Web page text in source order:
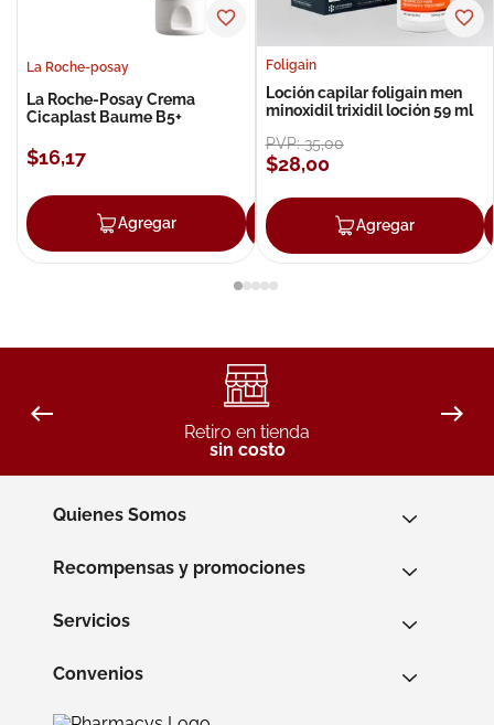
La Roche-posay
La Roche-Posay Crema
Cicaplast Baume B5+
$16,17
Agregar Agregar
Foligain
Loción capilar foligain men
minoxidil trixidil loción 59 ml
PVP:35,00
$28,00
Agregar
Retiro en tienda
sin costo
Quienes Somos
Recompensas y promociones
Servicios
Convenios